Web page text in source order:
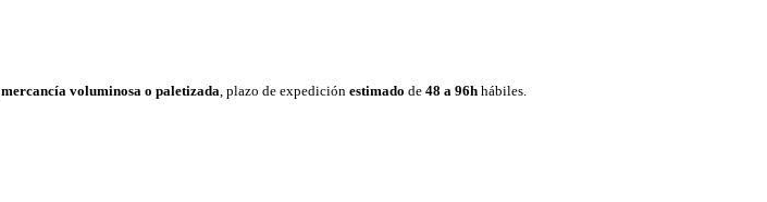
mercancía voluminosa o paletizada , plazo de expedición estimado de 48 a 96h hábiles.